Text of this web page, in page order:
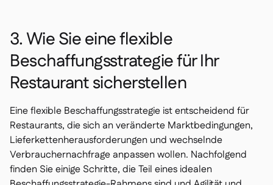
3. Wie Sie eine flexible
Beschaffungsstrategie für Ihr
Restaurant sicherstellen
Eine flexible Beschaffungsstrategie ist entscheidend für
Restaurants, die sich an veränderte Marktbedingungen,
Lieferkettenherausforderungen und wechselnde
Verbrauchernachfrage anpassen wollen. Nachfolgend
finden Sie einige Schritte, die Teil eines idealen